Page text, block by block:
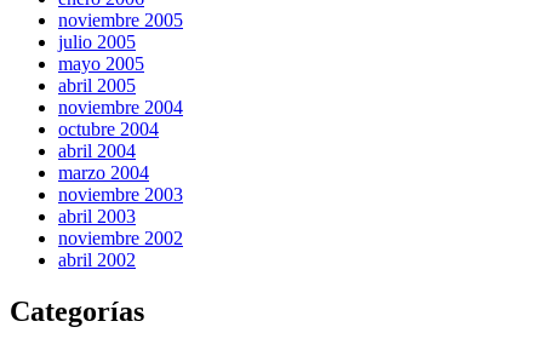
noviembre 2005
julio 2005
mayo 2005
abril 2005
noviembre 2004
octubre 2004
abril 2004
marzo 2004
noviembre 2003
abril 2003
noviembre 2002
abril 2002
Categorías